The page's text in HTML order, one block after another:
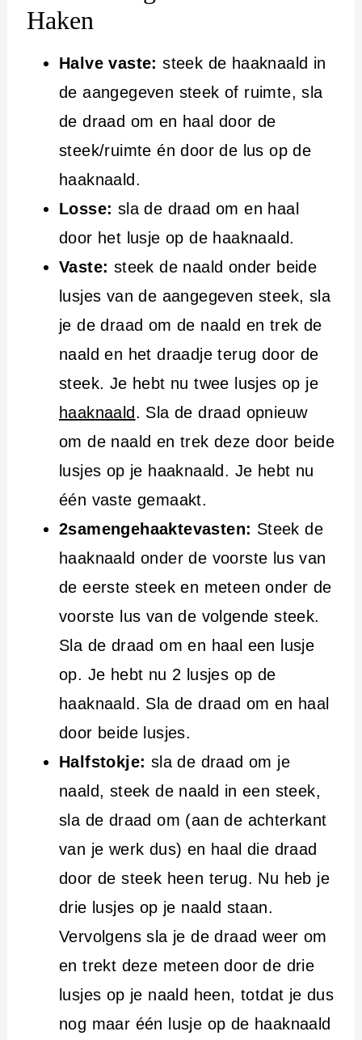
Haken
Halve vaste:steek de haaknaald in
de aangegeven steek of ruimte, sla
de draad om en haal door de
steek/ruimte én door de lus op de
haaknaald.
Losse: sla de draad om en haal
door het lusje op de haaknaald.
Vaste: steek de naald onder beide
lusjes van de aangegeven steek, sla
je de draad om de naald en trek de
naald en het draadje terug door de
steek. Je hebt nu twee lusjes op je
haaknaald . Sla de draad opnieuw
om de naald en trek deze door beide
lusjes op je haaknaald. Je hebt nu
één vaste gemaakt.
2samengehaaktevasten: Steek de
haaknaald onder de voorste lus van
de eerste steek en meteen onder de
voorste lus van de volgende steek.
Sla de draad om en haal een lusje
op. Je hebt nu 2 lusjes op de
haaknaald. Sla de draad om en haal
door beide lusjes.
Halfstokje: sla de draad om je
naald, steek de naald in een steek,
sla de draad om (aan de achterkant
van je werk dus) en haal die draad
door de steek heen terug. Nu heb je
drie lusjes op je naald staan.
Vervolgens sla je de draad weer om
en trekt deze meteen door de drie
lusjes op je naald heen, totdat je dus
nog maar één lusje op de haaknaald